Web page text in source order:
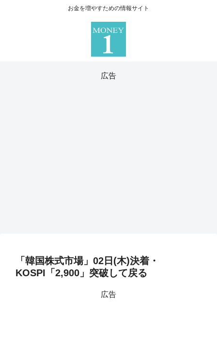
お金を増やすための情報サイト
広告
「韓国株式市場」02日(木)決着・
KOSPI「2,900」突破して戻る
広告